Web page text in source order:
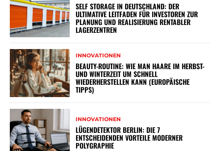
SELF STORAGE IN DEUTSCHLAND: DER
ULTIMATIVE LEITFADEN FÜR INVESTOREN ZUR
PLANUNG UND REALISIERUNG RENTABLER
LAGERZENTREN
INNOVATIONEN
BEAUTY-ROUTINE: WIE MAN HAARE IM HERBST-
UND WINTERZEIT UM SCHNELL
WIEDERHERSTELLEN KANN (EUROPÄISCHE
TIPPS)
INNOVATIONEN
LÜGENDETEKTOR BERLIN: DIE 7
ENTSCHEIDENDEN VORTEILE MODERNER
POLYGRAPHIE